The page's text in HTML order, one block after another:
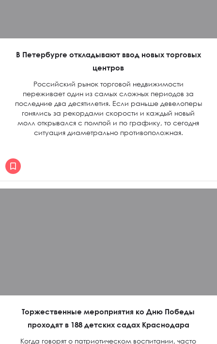
В Петербурге откладывают ввод новых торговых
центров
Российский рынок торговой недвижимости
переживает один из самых сложных периодов за
последние два десятилетия. Если раньше девелоперы
гонялись за рекордами скорости и каждый новый
молл открывался с помпой и по графику, то сегодня
ситуация диаметрально противоположная.
Торжественные мероприятия ко Дню Победы
проходят в 188 детских садах Краснодара
Когда говорят о патриотическом воспитании, часто